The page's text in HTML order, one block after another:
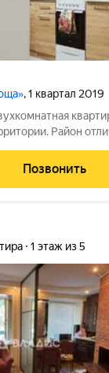
, 1 квартал 2019
Район
школа,
Позвонить
1 этаж из 5